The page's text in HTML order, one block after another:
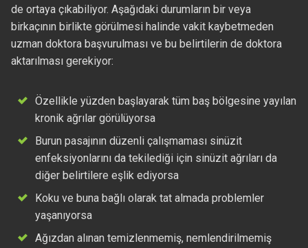
de ortaya çıkabiliyor. Aşağıdaki durumların bir veya
birkaçının birlikte görülmesi halinde vakit kaybetmeden
uzman doktora başvurulması ve bu belirtilerin de doktora
aktarılması gerekiyor:
Özellikle yüzden başlayarak tüm baş bölgesine yayılan
kronik ağrılar görülüyorsa
Burun pasajının düzenli çalışmaması sinüzit
enfeksiyonlarını da tekilediği için sinüzit ağrıları da
diğer belirtilere eşlik ediyorsa
Koku ve buna bağlı olarak tat almada problemler
yaşanıyorsa
Ağızdan alınan temizlenmemiş, nemlendirilmemiş